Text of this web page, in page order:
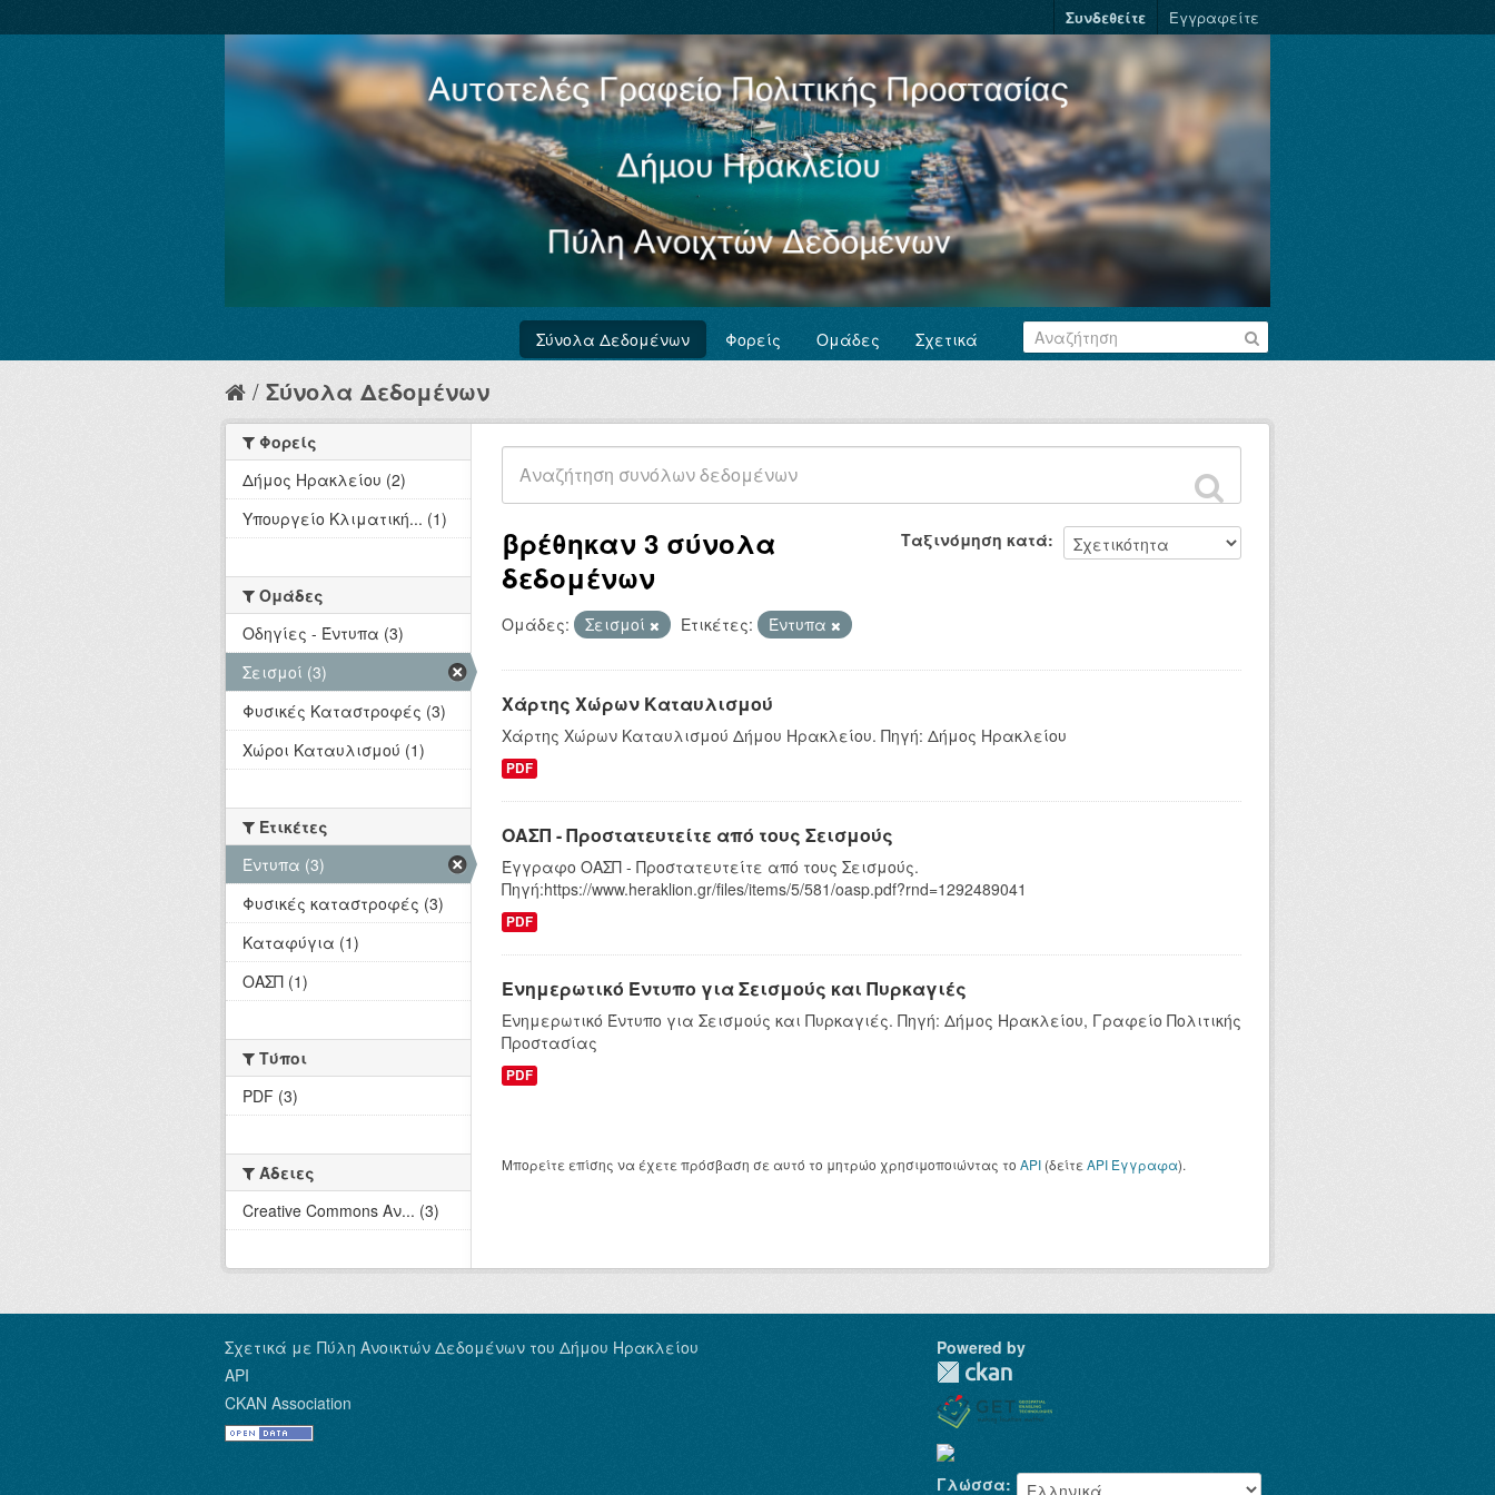
Συνδεθείτε Εγγραφείτε
Σύνολα Δεδομένων Φορείς Ομάδες Σχετικά
Σύνολα Δεδομένων
Ταξινόμηση κατά
βρέθηκαν 3 σύνολα
δεδομένων
Ομάδες: Σεισμοί Ετικέτες: Έντυπα
Χάρτης Χώρων Καταυλισμού
Χάρτης Χώρων Καταυλισμού Δήμου Ηρακλείου. Πηγή: Δήμος Ηρακλείου
PDF
ΟΑΣΠ - Προστατευτείτε από τους Σεισμούς
Έγγραφο ΟΑΣΠ - Προστατευτείτε από τους Σεισμούς.
Πηγή:https://www.heraklion.gr/files/items/5/581/oasp.pdf?rnd=1292489041
PDF
Ενημερωτικό Έντυπο για Σεισμούς και Πυρκαγιές
Ενημερωτικό Έντυπο για Σεισμούς και Πυρκαγιές. Πηγή: Δήμος Ηρακλείου, Γραφείο Πολιτικής
Προστασίας
PDF
Μπορείτε επίσης να έχετε πρόσβαση σε αυτό το μητρώο χρησιμοποιώντας το API (δείτε API Έγγραφα).
Φορείς
Δήμος Ηρακλείου (2)
Υπουργείο Κλιματική... (1)
Ομάδες
Οδηγίες - Έντυπα (3)
Σεισμοί (3)
Φυσικές Καταστροφές (3)
Χώροι Καταυλισμού (1)
Ετικέτες
Έντυπα (3)
Φυσικές καταστροφές (3)
Καταφύγια (1)
ΟΑΣΠ (1)
Τύποι
PDF (3)
Άδειες
Creative Commons Αν... (3)
Σχετικά με Πύλη Ανοικτών Δεδομένων του Δήμου Ηρακλείου
API
CKAN Association
Powered by
Γλώσσα